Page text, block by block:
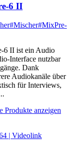
6 II
#Mischer#MixPre-
6 II ist ein Audio
Interface nutzbar
Dank
Audiokanäle über
für Interviews,
Produkte anzeigen